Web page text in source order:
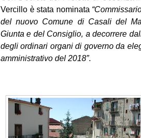
Vercillo è stata nominata
del nuovo Comune di Casali del
Giunta e del Consiglio, a decorrere
degli ordinari organi di governo da
amministrativo del 2018”.